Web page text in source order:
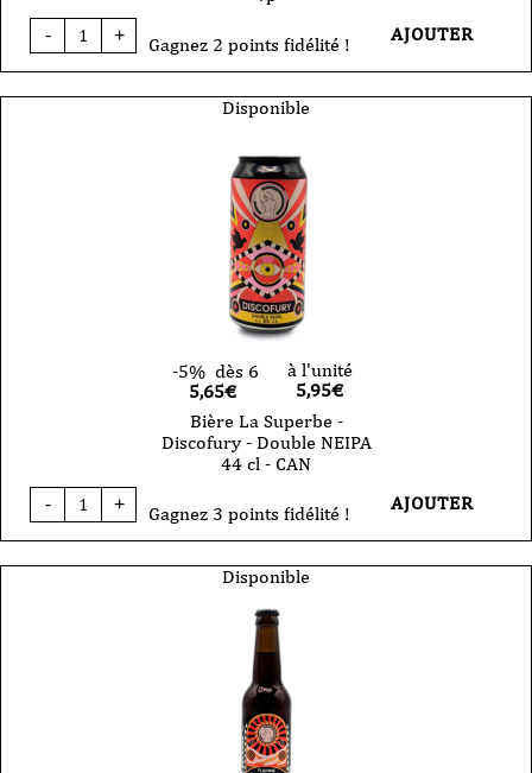
-
quantité
de
Superbe
+ Gagnez 2 points fidélité ! AJOUTER
Disponible
-5% dès 6
5,65€
à l'unité
5,95€
Bière La Superbe -
Discofury - Double NEIPA
44 cl - CAN
-
quantité
de
Superbe
+ Gagnez 3 points fidélité ! AJOUTER
Disponible